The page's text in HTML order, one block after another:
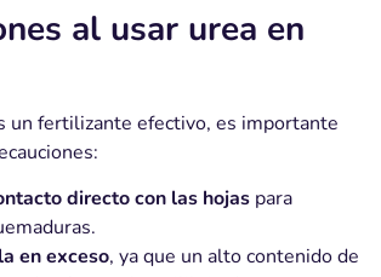
al usar urea en
un fertilizante efectivo, es importante
directo con las hojas para
en exceso, ya que un alto contenido de